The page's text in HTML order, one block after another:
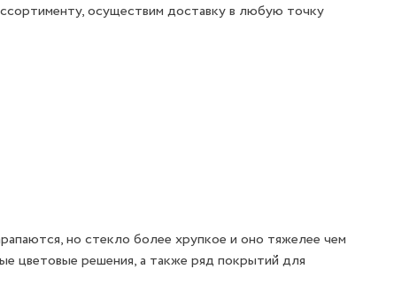
осуществим доставку в любую точку
но стекло более хрупкое и оно тяжелее чем
цветовые решения, а также ряд покрытий для